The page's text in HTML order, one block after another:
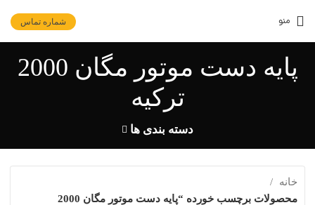
منو شماره تماس
پایه دست موتور مگان 2000
ترکیه
دسته بندی ها
خانه
محصولات برچسب خورده “پایه دست موتور مگان 2000